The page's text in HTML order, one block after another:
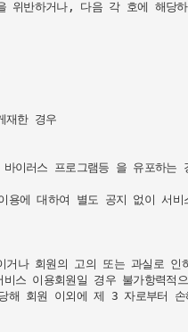
반하거나, 다음 각 호에 해당
재한 경우
이러스 프로그램등 을 유포하는
에 대하여 별도 공지 없이 서
나 회원의 고의 또는 과실로 인
스 이용회원일 경우 불가항력적
회원 이외에 제 3 자로부터